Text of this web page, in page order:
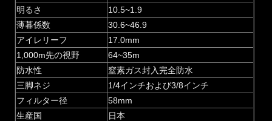
明るさ
10.5~1.9
薄暮係数
30.6~46.9
アイレリーフ
17.0mm
1,000m先の視野
64~35m
防水性
窒素ガス封入完全防水
三脚ネジ
1/4インチおよび3/8インチ
フィルター径
58mm
生産国
日本